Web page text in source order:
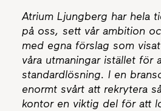
Atrium Ljungberg har hela
på oss, sett vår ambition
med egna förslag som
våra utmaningar istället för
standardlösning. I en
enormt svårt att rekrytera
kontor en viktig del för att